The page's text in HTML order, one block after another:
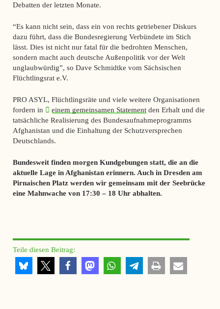
Debatten der letzten Monate.
“Es kann nicht sein, dass ein von rechts getriebener Diskurs
dazu führt, dass die Bundesregierung Verbündete im Stich
lässt. Dies ist nicht nur fatal für die bedrohten Menschen,
sondern macht auch deutsche Außenpolitik vor der Welt
unglaubwürdig”, so Dave Schmidtke vom Sächsischen
Flüchtlingsrat e.V.
PRO ASYL, Flüchtlingsräte und viele weitere Organisationen
fordern in
einem gemeinsamen Statement den Erhalt und die
tatsächliche Realisierung des Bundesaufnahmeprogramms
Afghanistan und die Einhaltung der Schutzversprechen
Deutschlands.
Bundesweit finden morgen Kundgebungen statt, die an die
aktuelle Lage in Afghanistan erinnern. Auch in Dresden am
Pirnaischen Platz werden wir gemeinsam mit der Seebrücke
eine Mahnwache von 17:30 – 18 Uhr abhalten.
Teile diesen Beitrag: